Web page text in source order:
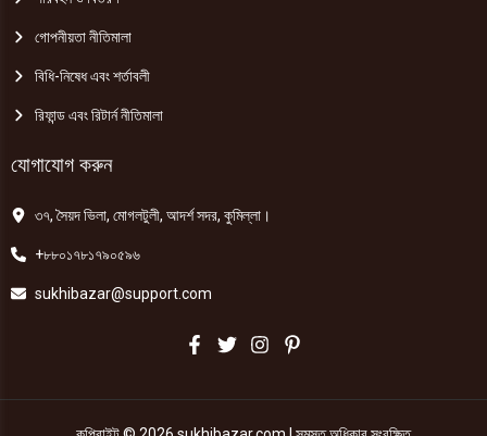
গোপনীয়তা নীতিমালা
বিধি-নিষেধ এবং শর্তাবলী
রিফান্ড এবং রিটার্ন নীতিমালা
যোগাযোগ করুন
৩৭, সৈয়দ ভিলা, মোগলটুলী, আদর্শ সদর, কুমিল্লা।
+৮৮০১৭৮১৭৯০৫৯৬
sukhibazar@support.com